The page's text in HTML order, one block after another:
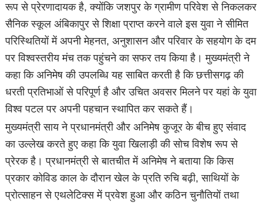
रूप से प्रेरणादायक है, क्योंकि जशपुर के ग्रामीण परिवेश से निकलकर
सैनिक स्कूल अंबिकापुर से शिक्षा प्राप्त करने वाले इस युवा ने सीमित
परिस्थितियों में अपनी मेहनत, अनुशासन और परिवार के सहयोग के दम
पर विश्वस्तरीय मंच तक पहुंचने का सफर तय किया है। मुख्यमंत्री ने
कहा कि अनिमेष की उपलब्धि यह साबित करती है कि छत्तीसगढ़ की
धरती प्रतिभाओं से परिपूर्ण है और उचित अवसर मिलने पर यहां के युवा
विश्व पटल पर अपनी पहचान स्थापित कर सकते हैं।
मुख्यमंत्री साय ने प्रधानमंत्री और अनिमेष कुजूर के बीच हुए संवाद
का उल्लेख करते हुए कहा कि युवा खिलाड़ी की सोच विशेष रूप से
प्रेरक है। प्रधानमंत्री से बातचीत में अनिमेष ने बताया कि किस
प्रकार कोविड काल के दौरान खेल के प्रति रुचि बढ़ी, साथियों के
प्रोत्साहन से एथलेटिक्स में प्रवेश हुआ और कठिन चुनौतियों तथा